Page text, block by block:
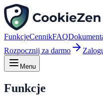
FunkcjeCennikFAQ
Rozpocznij za darmo
Menu
Funkcje